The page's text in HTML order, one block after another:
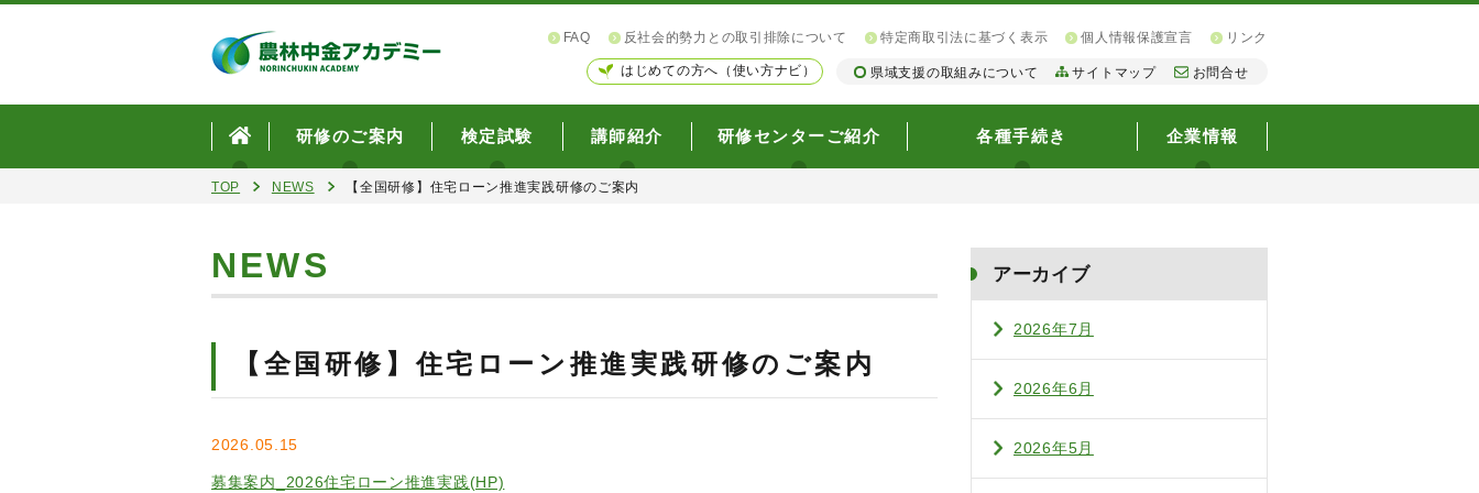
FAQ 反社会的勢力との取引排除について 特定商取引法に基づく表示 個人情報保護宣言 リンク
はじめての方へ（使い方ナビ） 県域支援の取組みについて サイトマップ お問合せ
研修のご案内 検定試験 講師紹介 研修センターご紹介 各種手続き 企業情報
TOP NEWS 【全国研修】住宅ローン推進実践研修のご案内
NEWS
【全国研修】住宅ローン推進実践研修のご案内
2026.05.15
募集案内_2026住宅ローン推進実践(HP)
アーカイブ
2026年7月
2026年6月
2026年5月